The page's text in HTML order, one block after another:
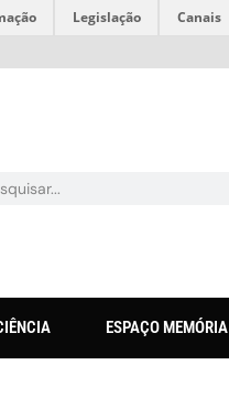
Legislação Canais
ESPAÇO MEMÓRIA